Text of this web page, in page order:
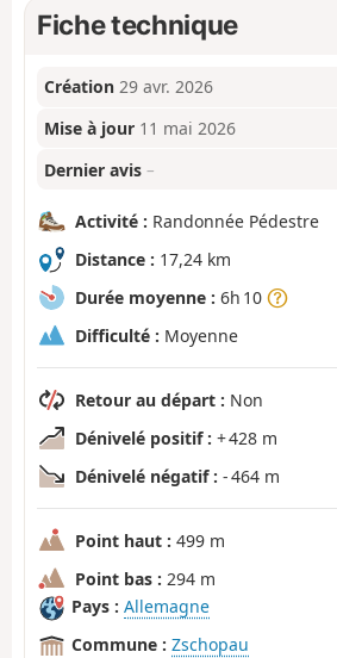
Fiche technique
Création 29 avr. 2026
Mise à jour 11 mai 2026
Dernier avis –
Activité : Randonnée Pédestre
Distance : 17,24 km
Durée moyenne : 6h 10
Difficulté : Moyenne
Retour au départ : Non
Dénivelé positif : + 428 m
Dénivelé négatif : - 464 m
Point haut : 499 m
Point bas : 294 m
Pays : Allemagne
Commune : Zschopau